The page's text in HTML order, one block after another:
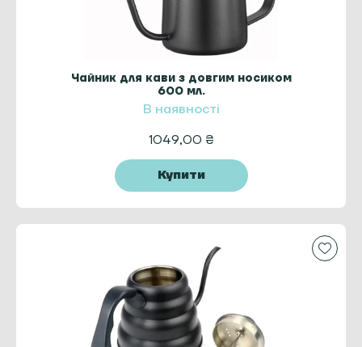
Чайник для кави з довгим носиком
600 мл.
В наявності
1049,00 ₴
Купити